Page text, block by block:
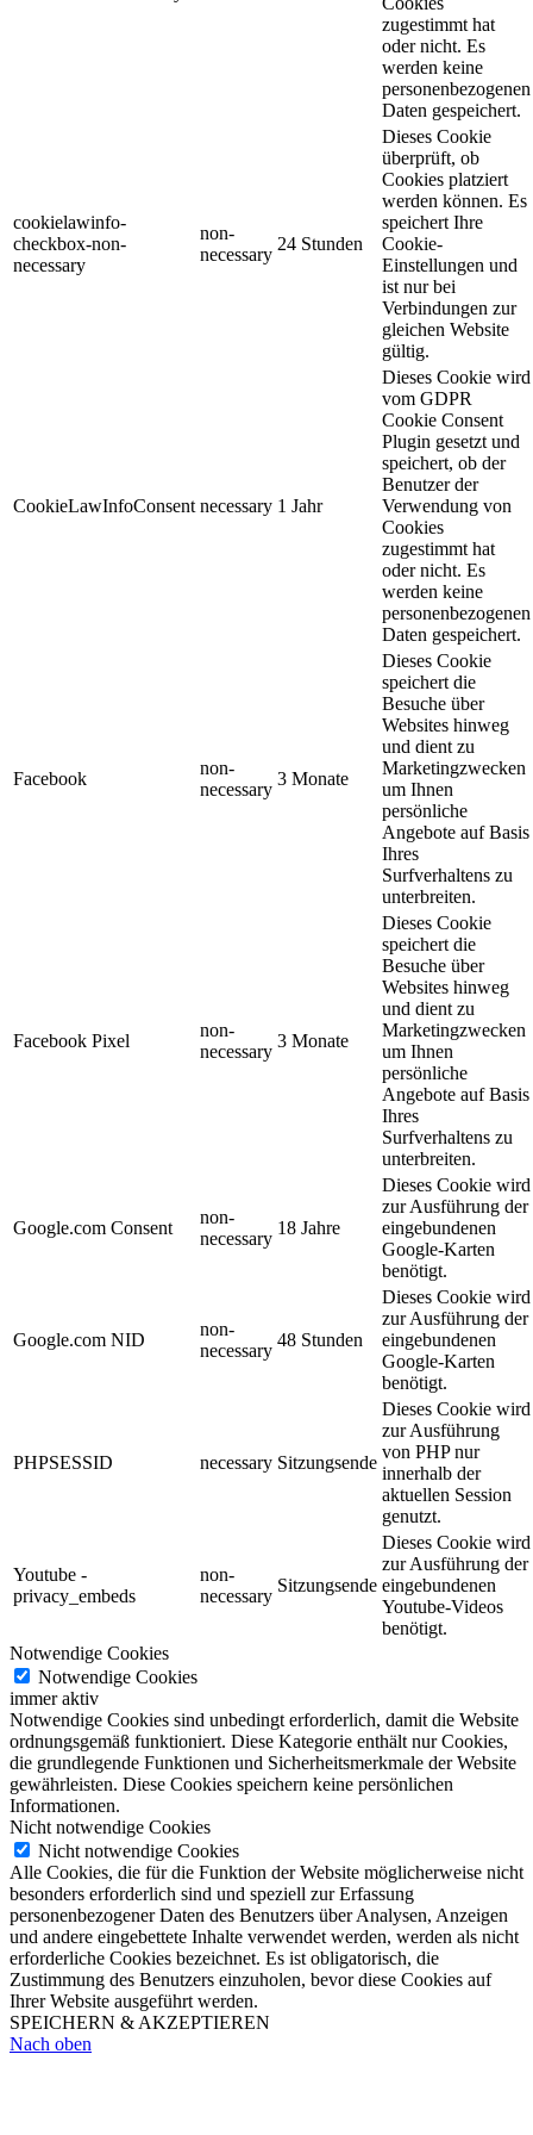
zugestimmt hat
oder nicht. Es
werden keine
personenbezogenen
Daten gespeichert.
cookielawinfo-
checkbox-non-
necessary
non-
necessary
24 Stunden
Dieses Cookie
überprüft, ob
Cookies platziert
werden können. Es
speichert Ihre
Cookie-
Einstellungen und
ist nur bei
Verbindungen zur
gleichen Website
gültig.
CookieLawInfoConsent necessary 1 Jahr
Dieses Cookie wird
vom GDPR
Cookie Consent
Plugin gesetzt und
speichert, ob der
Benutzer der
Verwendung von
Cookies
zugestimmt hat
oder nicht. Es
werden keine
personenbezogenen
Daten gespeichert.
Facebook
non-
necessary
3 Monate
Dieses Cookie
speichert die
Besuche über
Websites hinweg
und dient zu
Marketingzwecken
um Ihnen
persönliche
Angebote auf Basis
Ihres
Surfverhaltens zu
unterbreiten.
Facebook Pixel
non-
necessary
3 Monate
Dieses Cookie
speichert die
Besuche über
Websites hinweg
und dient zu
Marketingzwecken
um Ihnen
persönliche
Angebote auf Basis
Ihres
Surfverhaltens zu
unterbreiten.
Google.com Consent
non-
necessary
18 Jahre
Dieses Cookie wird
zur Ausführung der
eingebundenen
Google-Karten
benötigt.
Google.com NID
non-
necessary
48 Stunden
Dieses Cookie wird
zur Ausführung der
eingebundenen
Google-Karten
benötigt.
PHPSESSID necessary Sitzungsende
Dieses Cookie wird
zur Ausführung
von PHP nur
innerhalb der
aktuellen Session
genutzt.
Youtube -
privacy_embeds
non-
necessary
Sitzungsende
Dieses Cookie wird
zur Ausführung der
eingebundenen
Youtube-Videos
benötigt.
Notwendige Cookies
Notwendige Cookies
immer aktiv
Notwendige Cookies sind unbedingt erforderlich, damit die Website
ordnungsgemäß funktioniert. Diese Kategorie enthält nur Cookies,
die grundlegende Funktionen und Sicherheitsmerkmale der Website
gewährleisten. Diese Cookies speichern keine persönlichen
Informationen.
Nicht notwendige Cookies
Nicht notwendige Cookies
Alle Cookies, die für die Funktion der Website möglicherweise nicht
besonders erforderlich sind und speziell zur Erfassung
personenbezogener Daten des Benutzers über Analysen, Anzeigen
und andere eingebettete Inhalte verwendet werden, werden als nicht
erforderliche Cookies bezeichnet. Es ist obligatorisch, die
Zustimmung des Benutzers einzuholen, bevor diese Cookies auf
Ihrer Website ausgeführt werden.
SPEICHERN & AKZEPTIEREN
Nach oben